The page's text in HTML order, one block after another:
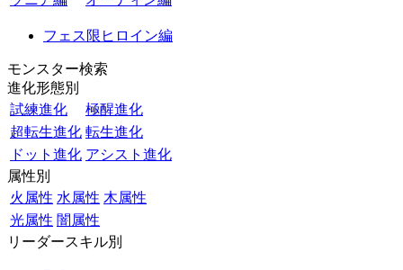
フェス限ヒロイン編
モンスター検索
進化形態別
試練進化
極醒進化
超転生進化 転生進化
ドット進化 アシスト進化
属性別
火属性 水属性 木属性
光属性 闇属性
リーダースキル別